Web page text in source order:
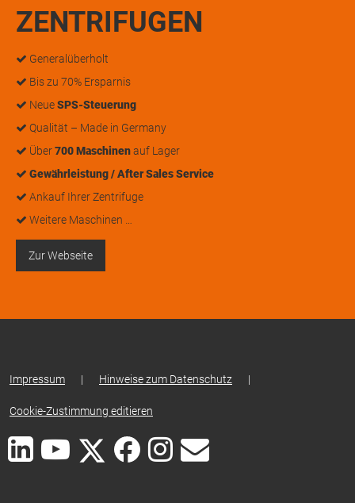
ZENTRIFUGEN
Generalüberholt
Bis zu 70% Ersparnis
NeueSPS-Steuerung
Qualität – Made in Germany
Über700 Maschinenauf Lager
Gewährleistung / After Sales Service
Ankauf Ihrer Zentrifuge
Weitere Maschinen …
Zur Webseite
Impressum | Hinweise zum Datenschutz |
Cookie-Zustimmung editieren